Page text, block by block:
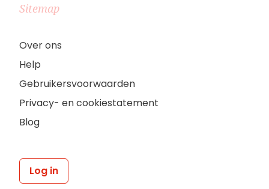
Sitemap
Over ons
Help
Gebruikersvoorwaarden
Privacy- en cookiestatement
Blog
Log in